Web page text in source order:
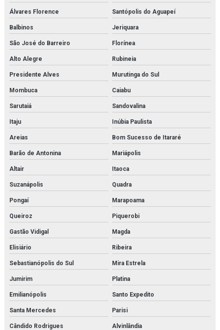
Álvares Florence Santópolis do Aguapeí
Balbinos Jeriquara
São José do Barreiro Florínea
Alto Alegre Rubineia
Presidente Alves Murutinga do Sul
Mombuca Caiabu
Sarutaiá Sandovalina
Itaju Inúbia Paulista
Areias Bom Sucesso de Itararé
Barão de Antonina Mariápolis
Altair Itaoca
Suzanápolis Quadra
Pongaí Marapoama
Queiroz Piquerobi
Gastão Vidigal Magda
Elisiário Ribeira
Sebastianópolis do Sul Mira Estrela
Jumirim Platina
Emilianópolis Santo Expedito
Santa Mercedes Parisi
Cândido Rodrigues Alvinlândia